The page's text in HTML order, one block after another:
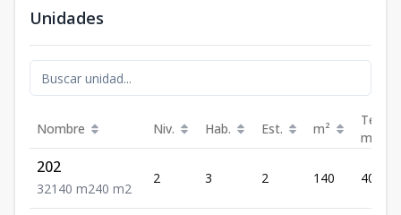
Unidades
Nombre Niv. Hab. Est. m²
m²
202
32140 m240 m2
2 3 2 140 40